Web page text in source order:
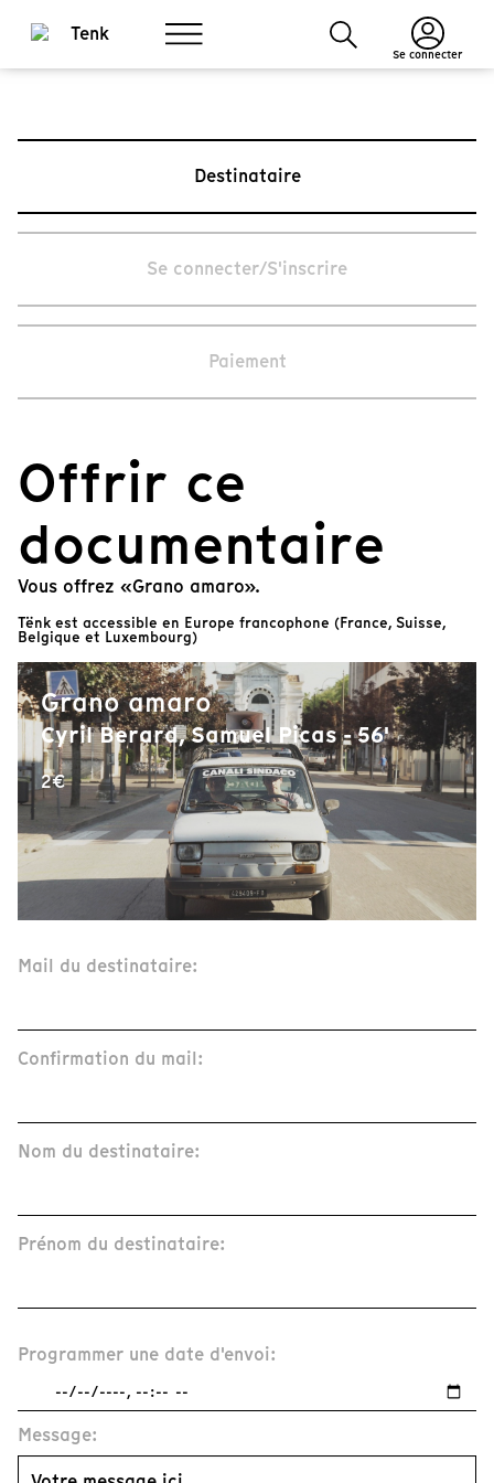
Se connecter
Destinataire
Se connecter/S'inscrire
Paiement
Offrir ce
documentaire
Vous offrez «Grano amaro».
Tënk est accessible en Europe francophone (France, Suisse,
Belgique et Luxembourg)
Grano amaro
Cyril Berard, Samuel Picas - 56'
2€
Mail du destinataire:
Confirmation du mail:
Nom du destinataire:
Prénom du destinataire:
Programmer une date d'envoi:
Message: